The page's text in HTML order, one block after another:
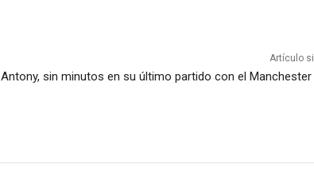
Artículo
Antony, sin minutos en su último partido con el Manchester